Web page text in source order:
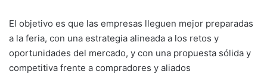
El objetivo es que las empresas lleguen mejor preparadas
a la feria, con una estrategia alineada a los retos y
oportunidades del mercado, y con una propuesta sólida y
competitiva frente a compradores y aliados